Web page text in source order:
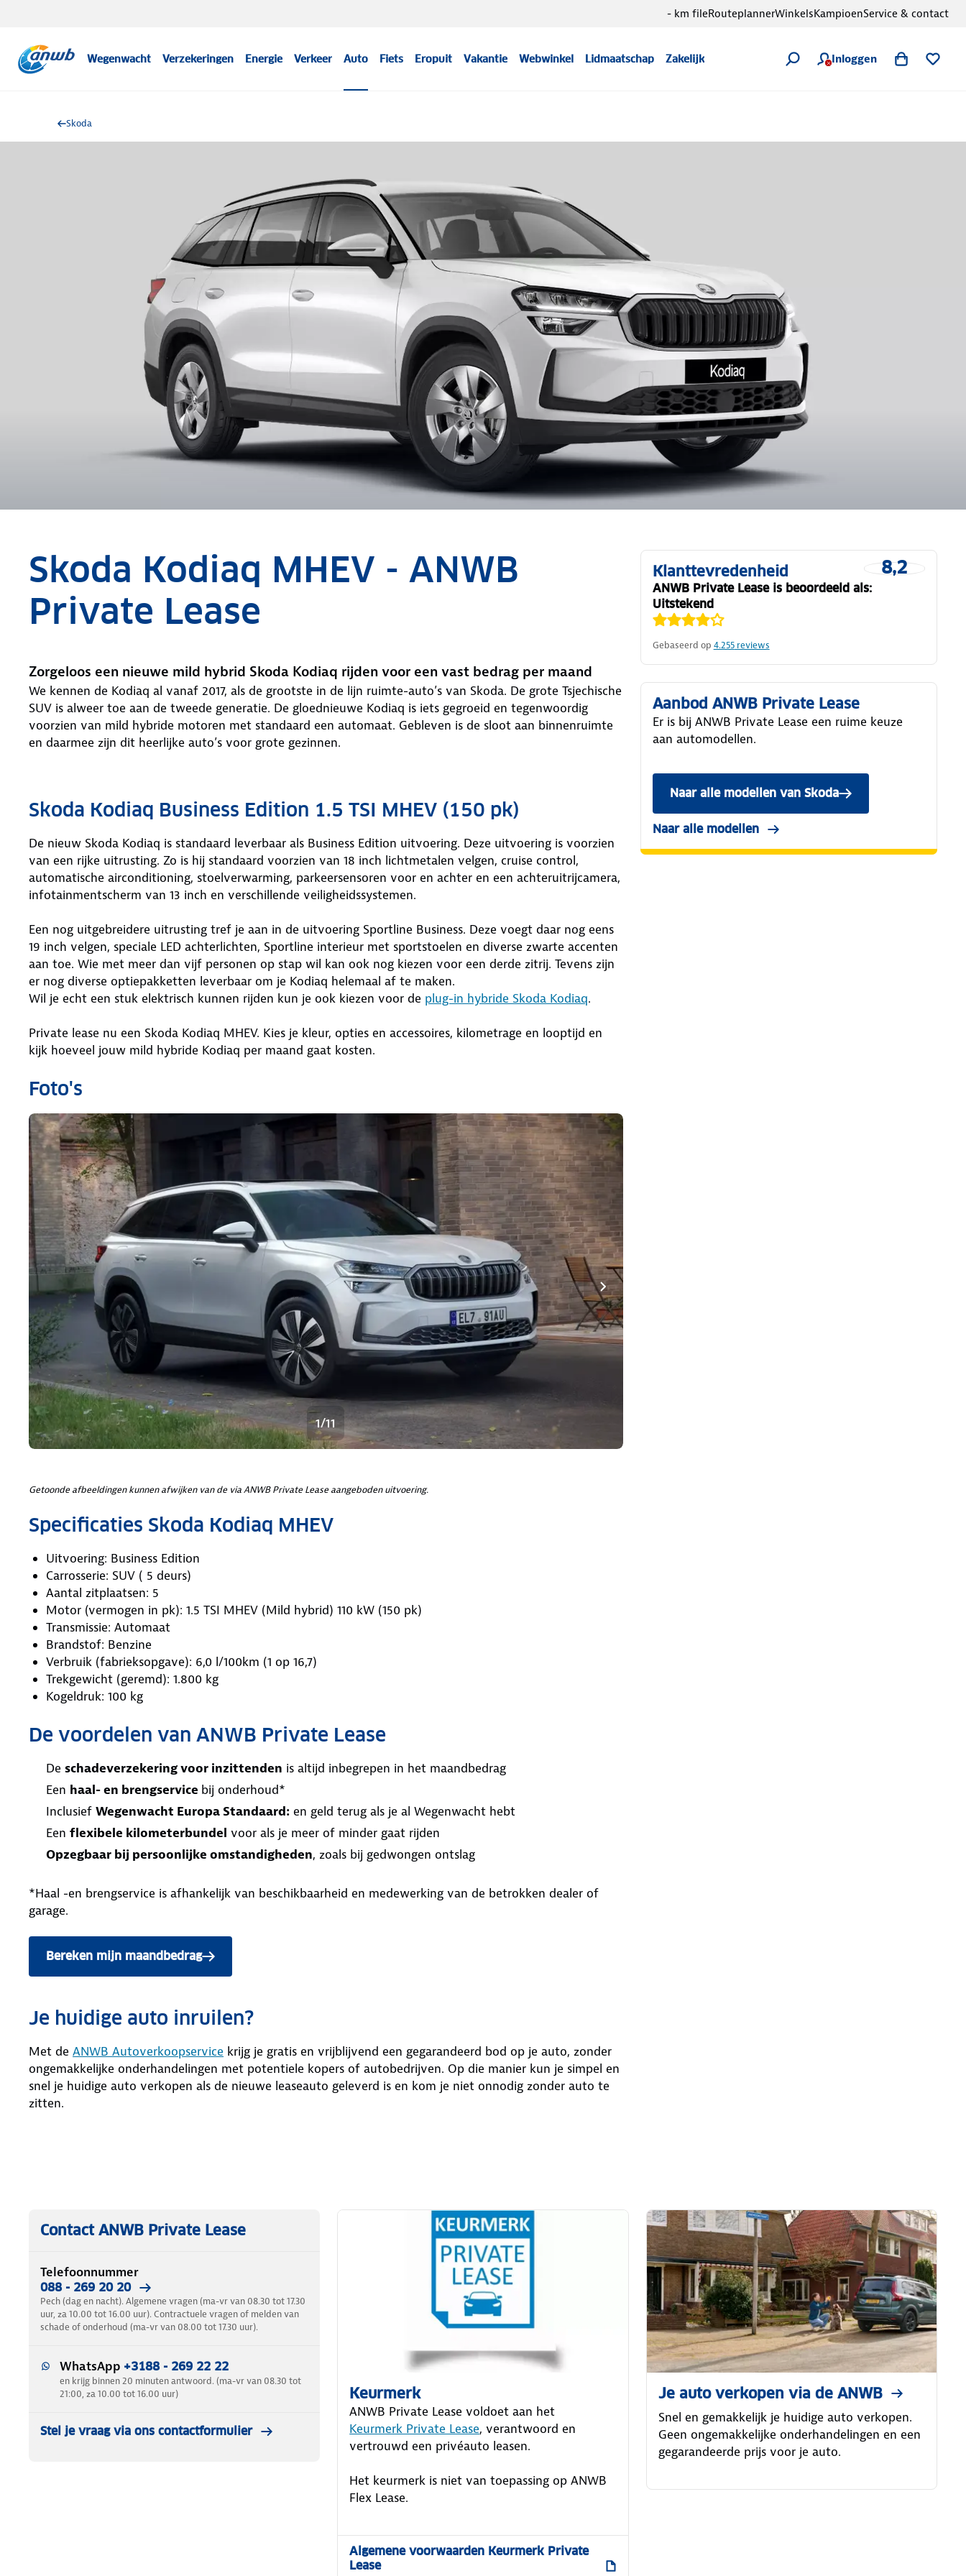
Wegenwacht Verzekeringen Energie Verkeer Auto Fiets Eropuit Vakantie Webwinkel Lidmaatschap Zakelijk Inloggen
- km fileRouteplannerWinkelsKampioenService & contact
Skoda
Skoda Kodiaq MHEV - ANWB
Private Lease
Zorgeloos een nieuwe mild hybrid Skoda Kodiaq rijden voor een vast bedrag per maand
We kennen de Kodiaq al vanaf 2017, als de grootste in de lijn ruimte-auto’s van Skoda. De grote Tsjechische
SUV is alweer toe aan de tweede generatie. De gloednieuwe Kodiaq is iets gegroeid en tegenwoordig
voorzien van mild hybride motoren met standaard een automaat. Gebleven is de sloot aan binnenruimte
en daarmee zijn dit heerlijke auto’s voor grote gezinnen.
Skoda Kodiaq Business Edition 1.5 TSI MHEV (150 pk)
De nieuw Skoda Kodiaq is standaard leverbaar als Business Edition uitvoering. Deze uitvoering is voorzien
van een rijke uitrusting. Zo is hij standaard voorzien van 18 inch lichtmetalen velgen, cruise control,
automatische airconditioning, stoelverwarming, parkeersensoren voor en achter en een achteruitrijcamera,
infotainmentscherm van 13 inch en verschillende veiligheidssystemen.
Een nog uitgebreidere uitrusting tref je aan in de uitvoering Sportline Business. Deze voegt daar nog eens
19 inch velgen, speciale LED achterlichten, Sportline interieur met sportstoelen en diverse zwarte accenten
aan toe. Wie met meer dan vijf personen op stap wil kan ook nog kiezen voor een derde zitrij. Tevens zijn
er nog diverse optiepakketten leverbaar om je Kodiaq helemaal af te maken.
Wil je echt een stuk elektrisch kunnen rijden kun je ook kiezen voor de plug-in hybride Skoda Kodiaq.
Private lease nu een Skoda Kodiaq MHEV. Kies je kleur, opties en accessoires, kilometrage en looptijd en
kijk hoeveel jouw mild hybride Kodiaq per maand gaat kosten.
Foto's
1/11
Getoonde afbeeldingen kunnen afwijken van de via ANWB Private Lease aangeboden uitvoering.
Specificaties Skoda Kodiaq MHEV
Uitvoering: Business Edition
Carrosserie: SUV ( 5 deurs)
Aantal zitplaatsen: 5
Motor (vermogen in pk): 1.5 TSI MHEV (Mild hybrid) 110 kW (150 pk)
Transmissie: Automaat
Brandstof: Benzine
Verbruik (fabrieksopgave): 6,0 l/100km (1 op 16,7)
Trekgewicht (geremd): 1.800 kg
Kogeldruk: 100 kg
De voordelen van ANWB Private Lease
De schadeverzekering voor inzittenden is altijd inbegrepen in het maandbedrag
Een haal- en brengservice bij onderhoud*
Inclusief Wegenwacht Europa Standaard: en geld terug als je al Wegenwacht hebt
Een flexibele kilometerbundel voor als je meer of minder gaat rijden
Opzegbaar bij persoonlijke omstandigheden, zoals bij gedwongen ontslag
*Haal -en brengservice is afhankelijk van beschikbaarheid en medewerking van de betrokken dealer of
garage.
Bereken mijn maandbedrag
Je huidige auto inruilen?
Met de ANWB Autoverkoopservice krijg je gratis en vrijblijvend een gegarandeerd bod op je auto, zonder
ongemakkelijke onderhandelingen met potentiele kopers of autobedrijven. Op die manier kun je simpel en
snel je huidige auto verkopen als de nieuwe leaseauto geleverd is en kom je niet onnodig zonder auto te
zitten.
8,2
Klanttevredenheid
ANWB Private Lease is beoordeeld als:
Uitstekend
Gebaseerd op 4.255reviews
Aanbod ANWB Private Lease
Er is bij ANWB Private Lease een ruime keuze
aan automodellen.
Naar alle modellen van Skoda
Naar alle modellen
Contact ANWB Private Lease
Telefoonnummer
088 - 269 20 20
Pech (dag en nacht). Algemene vragen (ma-vr van 08.30 tot 17.30
uur, za 10.00 tot 16.00 uur). Contractuele vragen of melden van
schade of onderhoud (ma-vr van 08.00 tot 17.30 uur).
WhatsApp +3188 - 269 22 22
en krijg binnen 20 minuten antwoord. (ma-vr van 08.30 tot
21:00, za 10.00 tot 16.00 uur)
Stel je vraag via ons contactformulier
Keurmerk
ANWB Private Lease voldoet aan het
Keurmerk Private Lease, verantwoord en
vertrouwd een privéauto leasen.
Het keurmerk is niet van toepassing op ANWB
Flex Lease.
Algemene voorwaarden Keurmerk Private
Lease
Je auto verkopen via de ANWB
Snel en gemakkelijk je huidige auto verkopen.
Geen ongemakkelijke onderhandelingen en een
gegarandeerde prijs voor je auto.